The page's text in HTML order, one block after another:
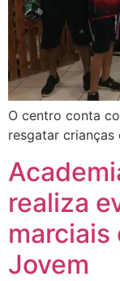
O centro conta
resgatar crianças
realiza
marciais
Jovem